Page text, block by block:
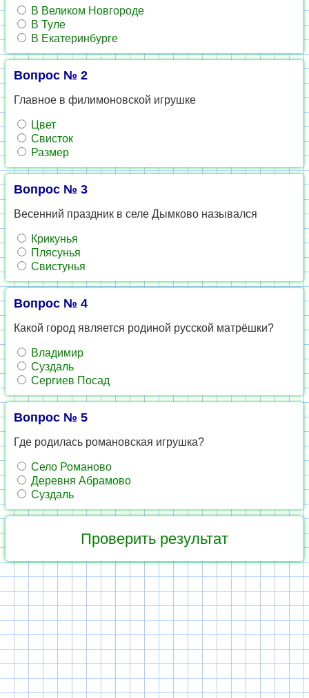
В Великом Новгороде
В Туле
В Екатеринбурге
Вопрос № 2
Главное в филимоновской игрушке
Цвет
Свисток
Размер
Вопрос № 3
Весенний праздник в селе Дымково назывался
Крикунья
Плясунья
Свистунья
Вопрос № 4
Какой город является родиной русской матрёшки?
Владимир
Суздаль
Сергиев Посад
Вопрос № 5
Где родилась романовская игрушка?
Село Романово
Деревня Абрамово
Суздаль